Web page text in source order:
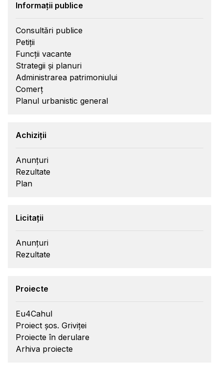
Informații publice
Consultări publice
Petiții
Funcții vacante
Strategii și planuri
Administrarea patrimoniului
Comerț
Planul urbanistic general
Achiziții
Anunțuri
Rezultate
Plan
Licitații
Anunțuri
Rezultate
Proiecte
Eu4Cahul
Proiect șos. Griviței
Proiecte în derulare
Arhiva proiecte